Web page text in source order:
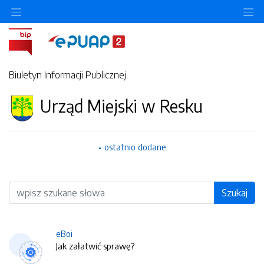
Biuletyn Informacji Publicznej
Urząd Miejski w Resku
ostatnio dodane
Wyszukiwarka Szukaj
eBoi
Jak załatwić sprawę?